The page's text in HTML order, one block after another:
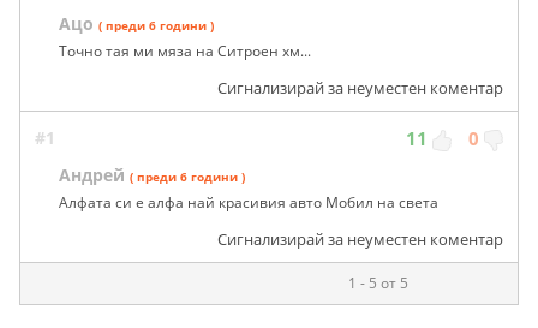
Ацо ( преди 6 години )
Точно тая ми мяза на Ситроен хм...
Сигнализирай за неуместен коментар
#1 11 0
Андрей ( преди 6 години )
Алфата си е алфа най красивия авто Мобил на света
Сигнализирай за неуместен коментар
1 - 5 от 5